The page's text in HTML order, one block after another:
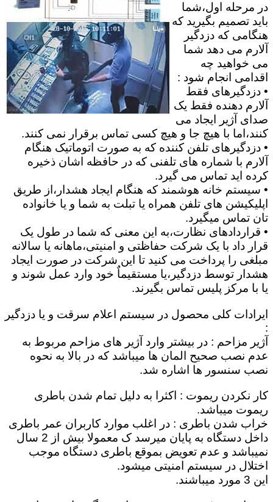
در مرحله اول،شما
باید تصمیم بگیرید که
هنگامی که دزدگیر
آلارم می دهد شما
می خواهید چه
اقدامی انجام شود :
• دزدگیرهای فقط
آلارم دهنده فقط یک
صدای آژیر ایجاد می
کنند،اما با هیچ جا و هیچ کسی تماس برقرار نمی کنند.
• دزدگیرهای تلفن کننده که به صورت اتوماتیک هنگام
آلارم با شماره های تلفنی که در حافظه اشان ذخیره
کرده اید تماس می گیرد.
• سیستم خانه هوشمند که هنگام ایجاد هشدار،از طریق
اپلیکیشن های تلفن همراه یا تبلت به شما و یا خانواده
تان تماس میگیرد.
• قراردادهای نظارت،به این معنی که شما در طول یک
قرار داد با یک شرکت حفاظتی و امنیتی،ماهانه یا سالانه
مبلغی را پرداخت می کنید تا این شرکت در صورت ایجاد
هشدار توسط دزدگیر،یا مستقیماٌ خود وارد عمل شوند و
یا با مرکز پلیس تماس بگیرند.
ایرادات کلی محصول در سیستم اعلام سرقت و یا دزدگیر
:
آژیر مزاحم : در بیشتر وارد آژیر های مزاحم مربوط به
عدم نصب صحیح المان ها میباشد که در بالا به نحوه
نصب سنسور ها اشاره شد.
کار نکردن ریموت : اکثرا به دلیل تمام شدن باطری
ریموت میباشد.
خراب شدن باطری : در اغلب موارد کاربران عمر باطری
داخل دستگاه به پایان میرسد ک معمولا بیش از 2 سال
نمیباشد و عدم تعویض بموقع باطری دستگاه موجب
اختلال در سیستم امنیتی میشود.
این 3 مورد میباشند.